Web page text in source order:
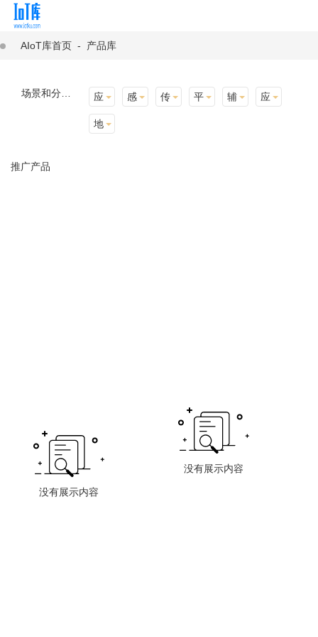
AIoT库首页 - 产品库
应用场景 感知层 传输层 平台层 辅助产品与材料 应用终端
地址选择
推广产品